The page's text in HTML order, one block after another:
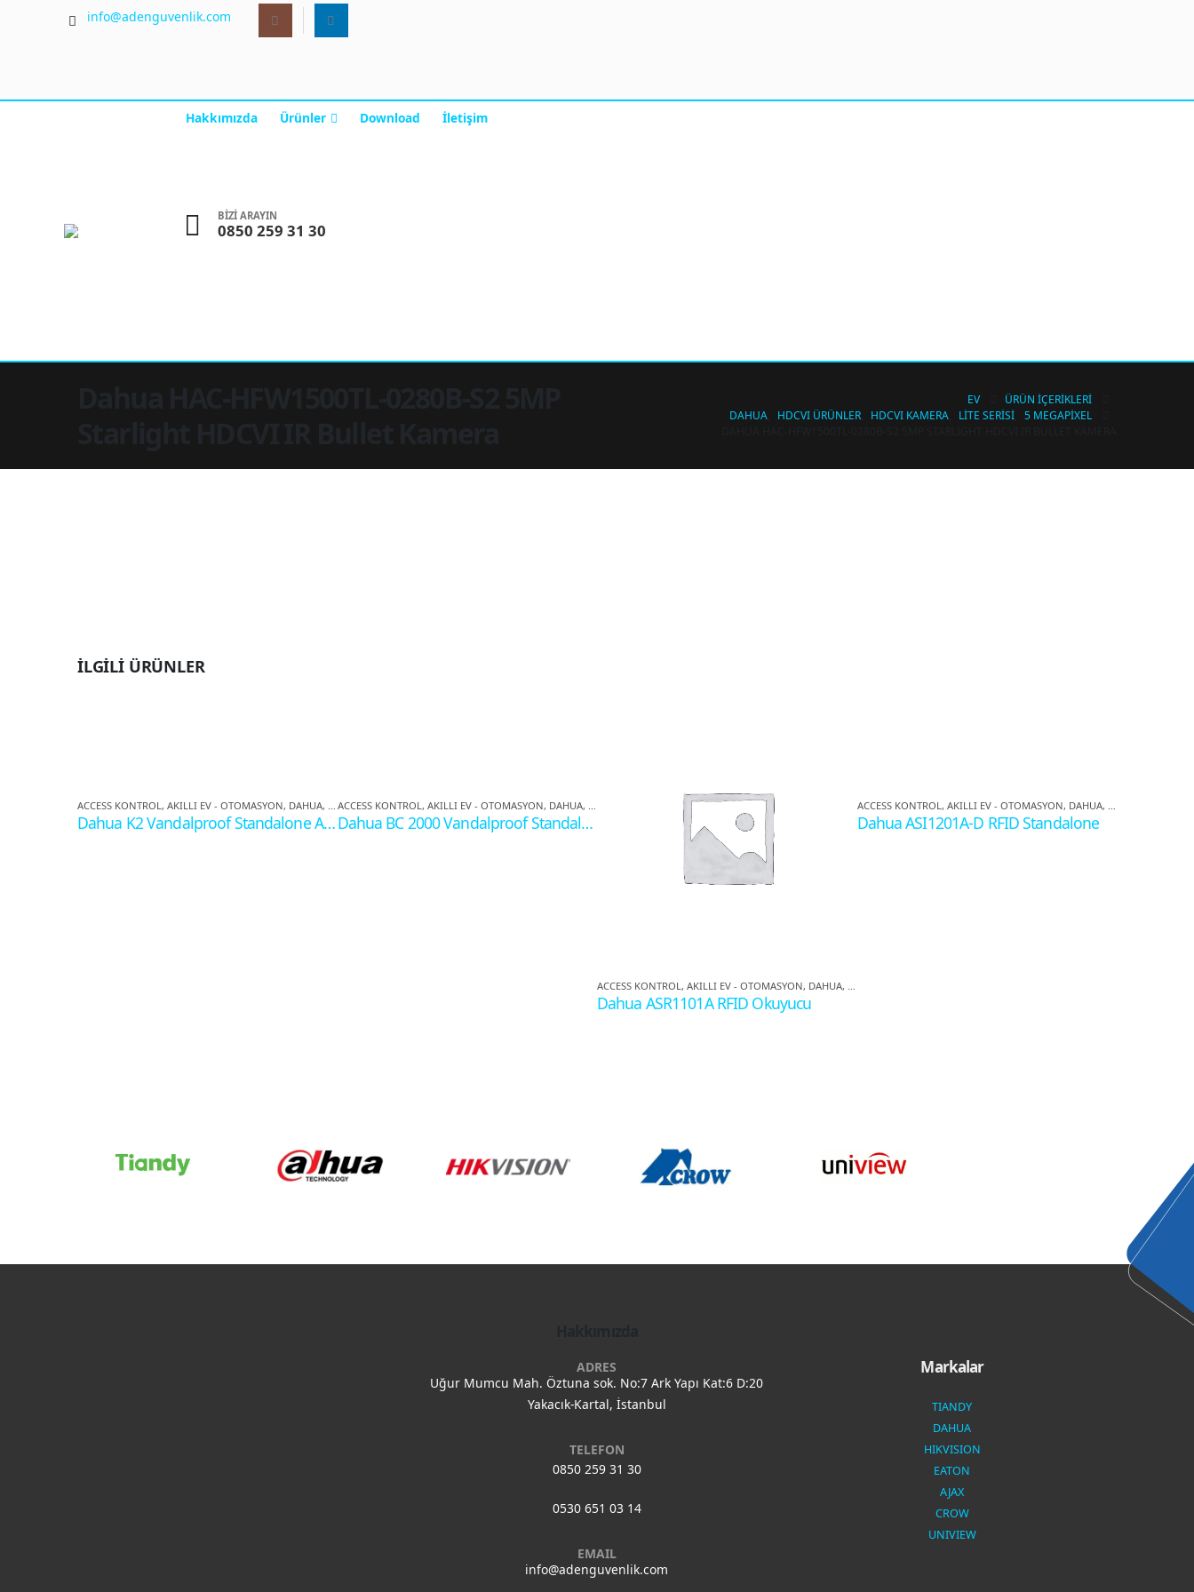
info@adenguvenlik.com
Hakkımızda Ürünler Download İletişim
BİZİ ARAYIN
0850 259 31 30
EV
ÜRÜN İÇERIKLERI
DAHUA
HDCVI ÜRÜNLER HDCVI KAMERA LITE SERISI
5 MEGAPIXEL
İLGILI ÜRÜNLER
ACCESS KONTROL, AKILLI EV - OTOMASYON, DAHUA, KONTROL PANELI
Dahua K2 Vandalproof Standalone Access Kontrol – Şifre ve Kart Okuyucu
ACCESS KONTROL, AKILLI EV - OTOMASYON, DAHUA, KART OKUYUCULAR
Dahua BC 2000 Vandalproof Standalone Access Kontrol – Şifre ve Kart Okuyucu
ACCESS KONTROL , AKILLI EV - OTOMASYON, DAHUA,
Dahua ASR1101A RFID Okuyucu
ACCESS KONTROL, AKILLI EV - OTOMASYON, DAHUA, KONTROL PANELI
Dahua ASI1201A-D RFID Standalone
ADRES
Uğur Mumcu Mah. Öztuna sok. No:7 Ark Yapı Kat:6 D:20
Yakacık-Kartal, İstanbul
TELEFON
0850 259 31 30
0530 651 03 14
EMAIL
info@adenguvenlik.com
Markalar
TIANDY
DAHUA
HIKVISION
EATON
AJAX
CROW
UNIVIEW